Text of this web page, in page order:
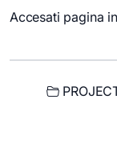
Accesati pagina